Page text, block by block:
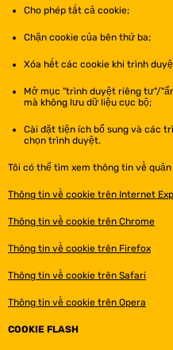
Cho phép tất cả cookie;
Chặn cookie của bên thứ ba;
Xóa hết các cookie khi trình
Mở mục "trình duyệt riêng tư"/
mà không lưu dữ liệu cục bộ;
Cài đặt tiện ích bổ sung và các
chọn trình duyệt.
Tôi có thể tìm xem thông tin về
Thông tin về cookie trên Internet
Thông tin về cookie trên Chrome
Thông tin về cookie trên Firefox
Thông tin về cookie trên Safari
Thông tin về cookie trên Opera
COOKIE FLASH